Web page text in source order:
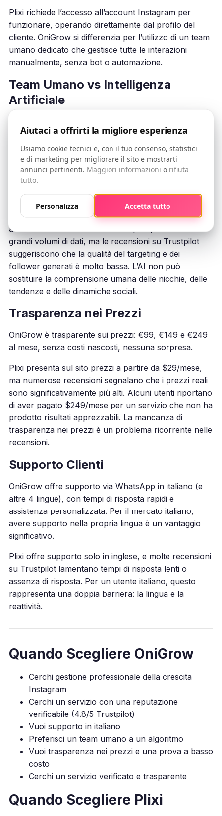
Plixi richiede l’accesso all’account Instagram per
funzionare, operando direttamente dal profilo del
cliente. OniGrow si differenzia per l’utilizzo di un team
umano dedicato che gestisce tutte le interazioni
manualmente, senza bot o automazione.
Team Umano vs Intelligenza
Artificiale
sfumature della comunicazione, le specificità di ogni
nicchia e le dinamiche culturali del mercato italiano.
Un social media manager umano può valutare la
qualità di un profilo target, capire se un utente è
genuinamente interessato e adattare la strategia in
base ai risultati.
Plixi dichiara di utilizzare un algoritmo AI per
automatizzare le interazioni. L’AI può processare
grandi volumi di dati, ma le recensioni su Trustpilot
suggeriscono che la qualità del targeting e dei
follower generati è molto bassa. L’AI non può
sostituire la comprensione umana delle nicchie, delle
tendenze e delle dinamiche sociali.
Trasparenza nei Prezzi
OniGrow è trasparente sui prezzi: €99, €149 e €249
al mese, senza costi nascosti, nessuna sorpresa.
Plixi presenta sul sito prezzi a partire da $29/mese,
ma numerose recensioni segnalano che i prezzi reali
sono significativamente più alti. Alcuni utenti riportano
di aver pagato $249/mese per un servizio che non ha
prodotto risultati apprezzabili. La mancanza di
trasparenza nei prezzi è un problema ricorrente nelle
recensioni.
Supporto Clienti
OniGrow offre supporto via WhatsApp in italiano (e
altre 4 lingue), con tempi di risposta rapidi e
assistenza personalizzata. Per il mercato italiano,
avere supporto nella propria lingua è un vantaggio
significativo.
Plixi offre supporto solo in inglese, e molte recensioni
su Trustpilot lamentano tempi di risposta lenti o
assenza di risposta. Per un utente italiano, questo
rappresenta una doppia barriera: la lingua e la
reattività.
Quando Scegliere OniGrow
Cerchi gestione professionale della crescita
Instagram
Cerchi un servizio con una reputazione
verificabile (4.8/5 Trustpilot)
Vuoi supporto in italiano
Preferisci un team umano a un algoritmo
Vuoi trasparenza nei prezzi e una prova a basso
costo
Cerchi un servizio verificato e trasparente
Quando Scegliere Plixi
Aiutaci a offrirti la migliore esperienza
Usiamo cookie tecnici e, con il tuo consenso, statistici
e di marketing per migliorare il sito e mostrarti
annunci pertinenti. Maggiori informazioni o rifiuta
tutto.
Personalizza Accetta tutto